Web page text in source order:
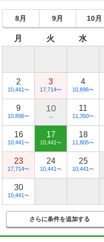
8月 9月 10月
月 火 水
2
10,441〜
3
17,714〜
4
10,896〜
9
10,896〜
10
--
11
11,350〜
16
10,441〜
17
10,441〜
18
11,805〜
23
17,714〜
24
10,441〜
25
10,441〜
30
10,441〜
さらに条件を追加する